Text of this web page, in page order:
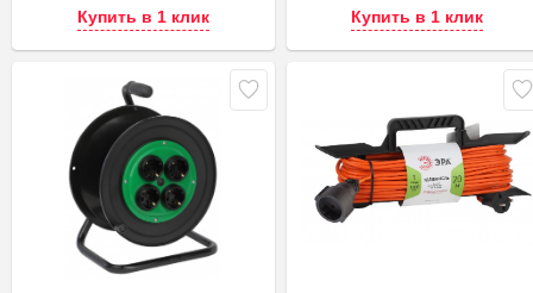
Купить в 1 клик Купить в 1 клик